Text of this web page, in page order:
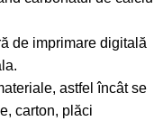
de imprimare digitală